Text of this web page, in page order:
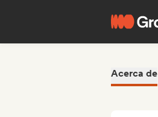
Acerca de